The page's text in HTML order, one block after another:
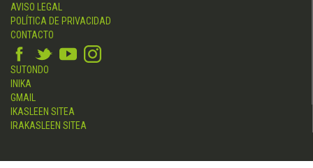
AVISO LEGAL
POLÍTICA DE PRIVACIDAD
CONTACTO
SUTONDO
INIKA
GMAIL
IKASLEEN SITEA
IRAKASLEEN SITEA